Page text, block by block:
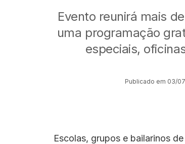
Evento reunirá mais
uma programação
especiais,
Publicado em 03/
Escolas, grupos e bailarinos